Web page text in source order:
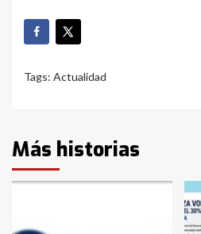
Tags: Actualidad
Más historias